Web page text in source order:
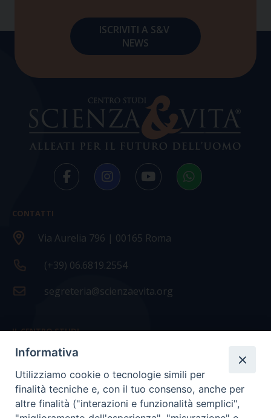
CONTATTI
Via Aurelia 796 | 00165 Roma
(+39) 06.6819.2554
segreteria@scienzaevita.org
IL CENTRO STUDI
La nostra storia
Statuto
Presidenza e ufficio presidenza
Informativa
Utilizziamo cookie o tecnologie simili per
finalità tecniche e, con il tuo consenso, anche per
altre finalità ("interazioni e funzionalità semplici",